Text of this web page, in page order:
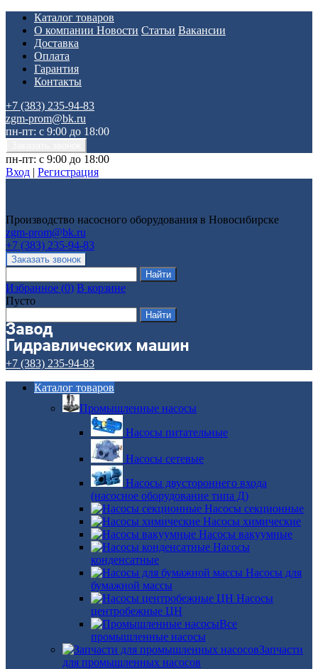
Каталог товаров
О компании Новости Статьи Вакансии
Доставка
Оплата
Гарантия
Контакты
+7 (383) 235-94-83
zgm-prom@bk.ru
пн-пт: с 9:00 до 18:00
пн-пт: с 9:00 до 18:00
Вход | Регистрация
Производство насосного оборудования в Новосибирске
zgm-prom@bk.ru
+7 (383) 235-94-83
Избранное (0) В корзине
Пусто
+7 (383) 235-94-83
Каталог товаров
Промышленные насосы
Насосы питательные
Насосы сетевые
Насосы двустороннего входа
(насосное оборудование типа Д)
Насосы секционные
Насосы химические
Насосы вакуумные
Насосы
конденсатные
Насосы для
бумажной массы
Насосы
центробежные ЦН
Все
промышленные насосы
Запчасти
для промышленных насосов